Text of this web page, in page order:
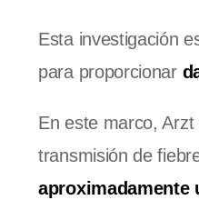
Esta investigación
para proporcionar
En este marco,
transmisión de
aproximadamente